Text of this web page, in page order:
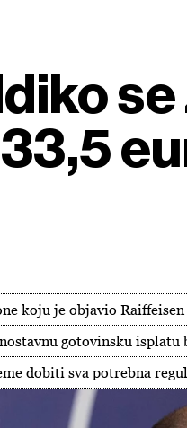
koju je objavio Raiffeisen
gotovinsku isplatu
dobiti sva potrebna